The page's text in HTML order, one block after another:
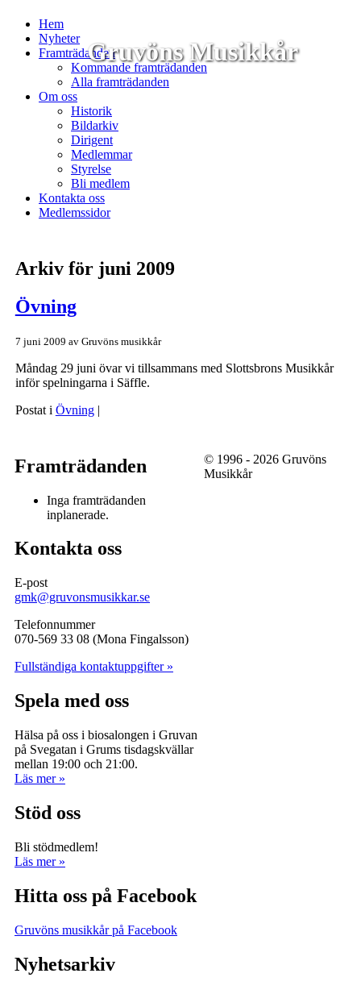
Gruvöns Musikkår
Hem
Nyheter
Framträdanden
Kommande framträdanden
Alla framträdanden
Om oss
Historik
Bildarkiv
Dirigent
Medlemmar
Styrelse
Bli medlem
Kontakta oss
Medlemssidor
Arkiv för juni 2009
Övning
7 juni 2009 av Gruvöns musikkår
Måndag 29 juni övar vi tillsammans med Slottsbrons Musikkår
inför spelningarna i Säffle.
Postat i Övning|
Framträdanden
Inga framträdanden
inplanerade.
Kontakta oss
E-post
gmk@gruvonsmusikkar.se
Telefonnummer
070-569 33 08 (Mona Fingalsson)
Fullständiga kontaktuppgifter »
Spela med oss
Hälsa på oss i biosalongen i Gruvan
på Svegatan i Grums tisdagskvällar
mellan 19:00 och 21:00.
Läs mer »
Stöd oss
Bli stödmedlem!
Läs mer »
Hitta oss på Facebook
Gruvöns musikkår på Facebook
Nyhetsarkiv
© 1996 - 2026 Gruvöns
Musikkår